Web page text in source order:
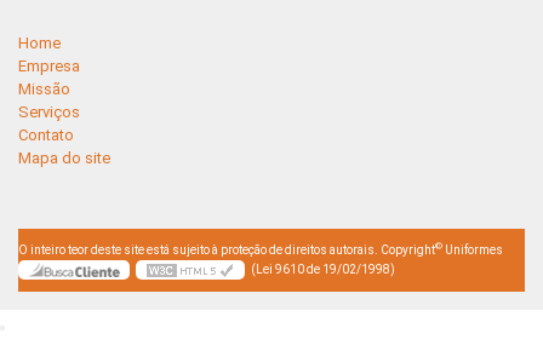
Home
Empresa
Missão
Serviços
Contato
Mapa do site
O inteiro teor deste site está sujeito à proteção de direitos autorais. Copyright© Uniformes
(Lei 9610 de 19/02/1998)